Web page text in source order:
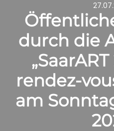
durch die
rendez-
am